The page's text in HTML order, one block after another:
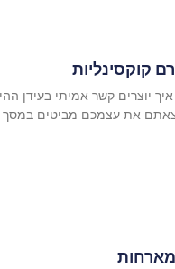
קוקסינליות
יוצרים קשר אמיתי בעידן
את עצמכם מביטים
מארחות